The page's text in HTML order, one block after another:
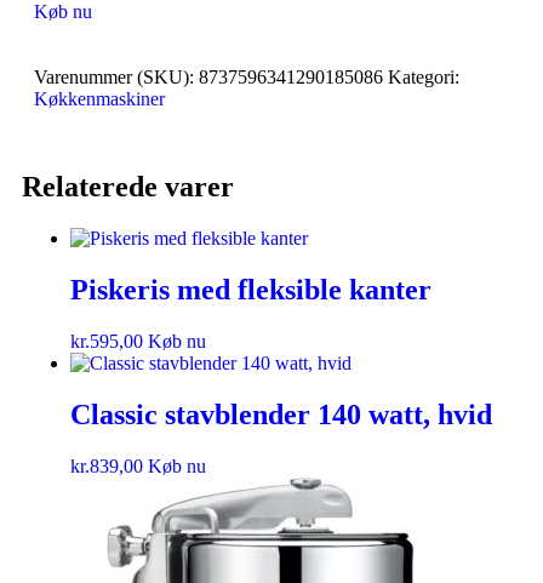
Køb nu
Varenummer (SKU): 8737596341290185086 Kategori:
Køkkenmaskiner
Relaterede varer
Piskeris med fleksible kanter
kr.595,00 Køb nu
Classic stavblender 140 watt, hvid
kr.839,00 Køb nu